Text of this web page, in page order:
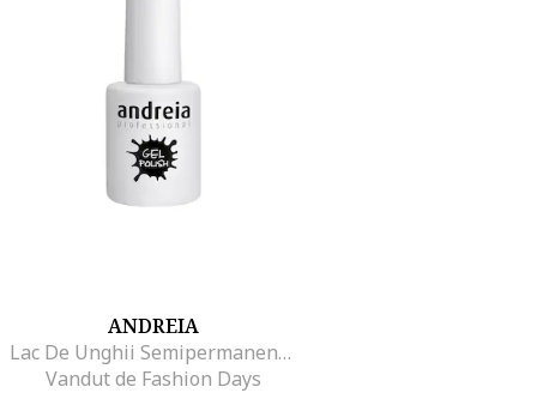
ANDREIA
Lac De Unghii Semipermanent Gel Polish, 10.5ml, 223
Vandut de Fashion Days